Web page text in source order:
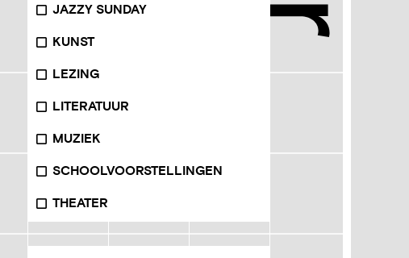
JAZZY SUNDAY
KUNST
LEZING
LITERATUUR
MUZIEK
SCHOOLVOORSTELLINGEN
THEATER